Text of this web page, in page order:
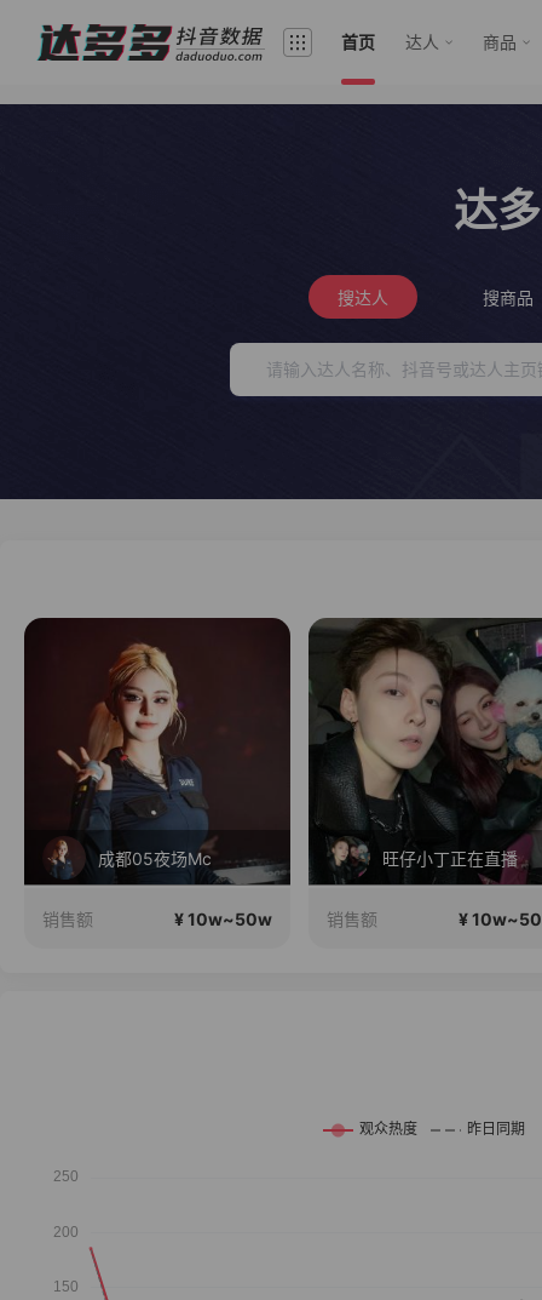
首页 达人 商品
达
搜达人 搜商品
成都05夜场Mc
销售额 ¥ 10w~50w
旺仔小丁正在直播
销售额 ¥